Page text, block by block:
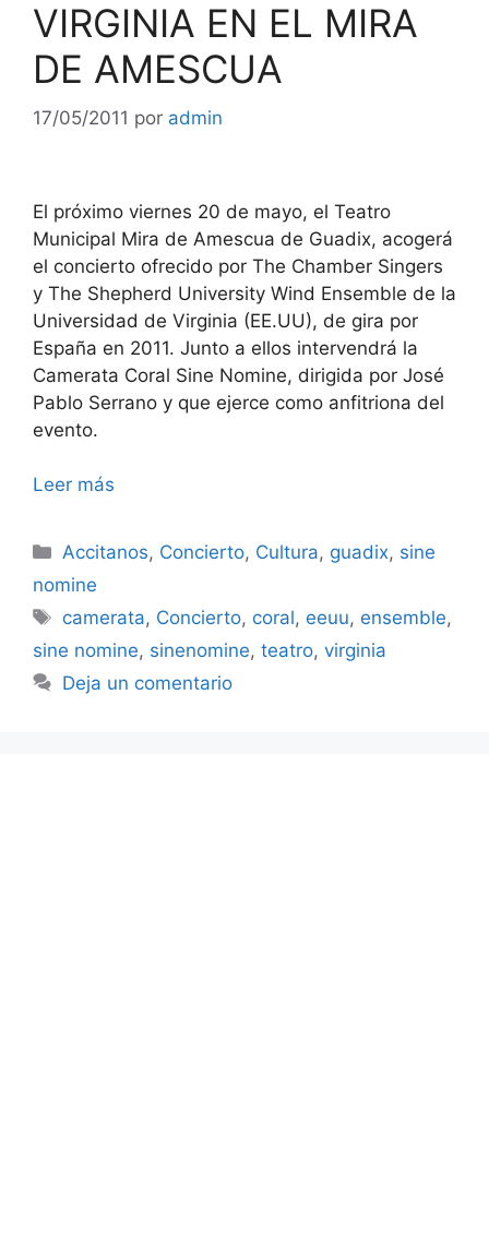
VIRGINIA EN EL MIRA
DE AMESCUA
17/05/2011 por admin
El próximo viernes 20 de mayo, el Teatro
Municipal Mira de Amescua de Guadix, acogerá
el concierto ofrecido por The Chamber Singers
y The Shepherd University Wind Ensemble de la
Universidad de Virginia (EE.UU), de gira por
España en 2011. Junto a ellos intervendrá la
Camerata Coral Sine Nomine, dirigida por José
Pablo Serrano y que ejerce como anfitriona del
evento.
Leer más
Categorías
Accitanos, Concierto, Cultura, guadix, sine
nomine
Etiquetas
camerata, Concierto, coral, eeuu, ensemble,
sine nomine, sinenomine, teatro, virginia
Deja un comentario